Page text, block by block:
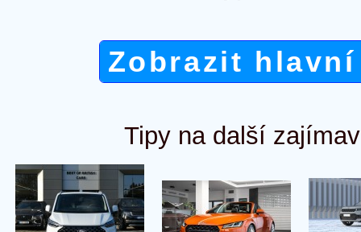
Zobrazit
Tipy na další